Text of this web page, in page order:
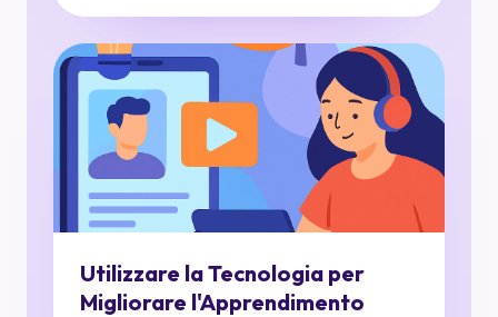
Utilizzare la Tecnologia per
Migliorare l'Apprendimento